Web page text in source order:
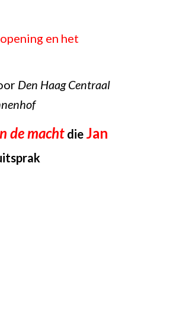
en het
Den Haag Centraal
de macht die Jan